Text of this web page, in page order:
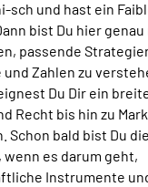
sch und hast ein
bist Du hier
passende
Zahlen zu
Du Dir ein
Recht bis hin zu
Schon bald bist Du
es darum geht,
Instrumente